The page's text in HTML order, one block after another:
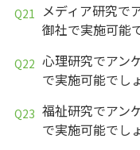
メディア研究で
御社で実施可能
心理研究でアン
で実施可能でし
福祉研究でアン
で実施可能でし